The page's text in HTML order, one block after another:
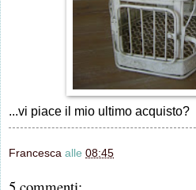
...vi piace il mio ultimo acquisto?
Francesca alle 08:45